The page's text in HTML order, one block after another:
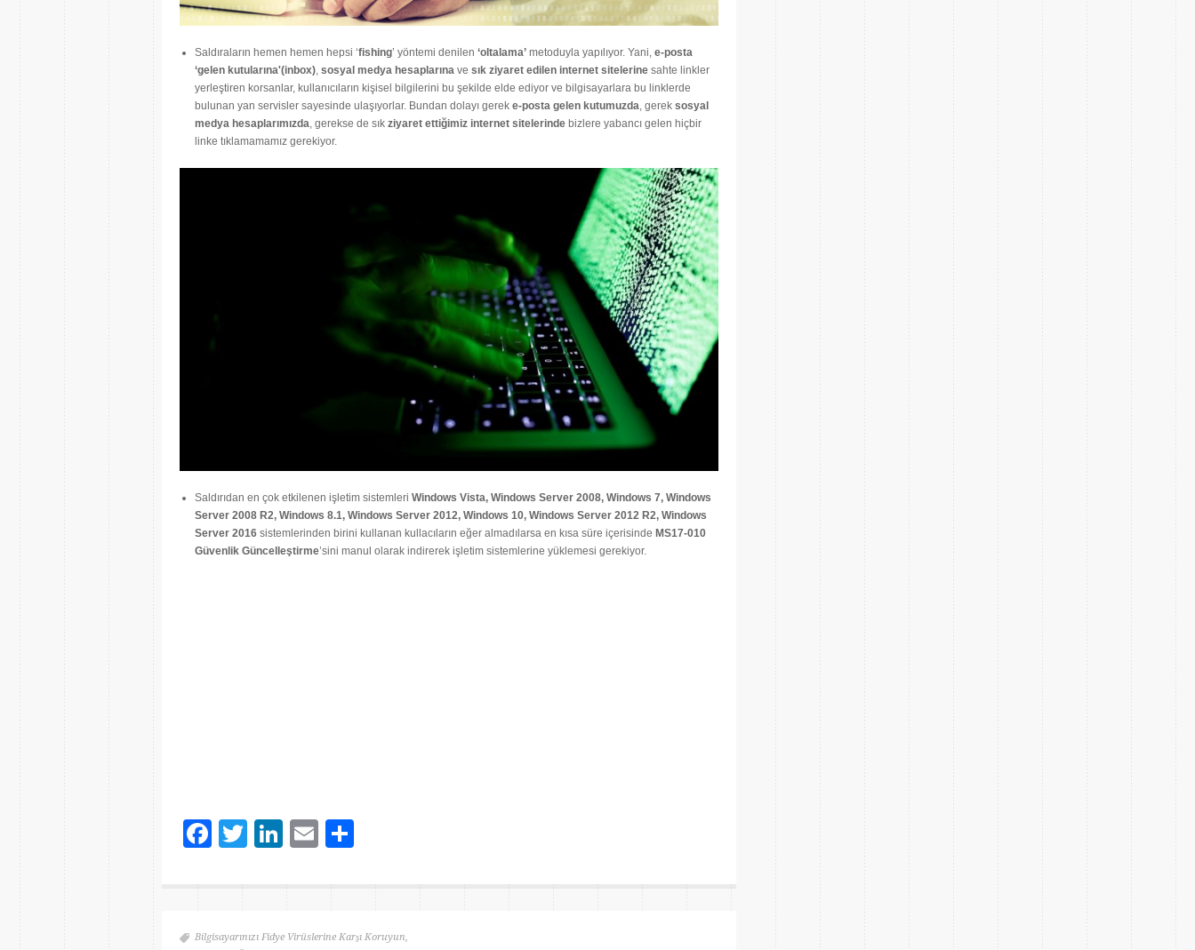
Saldıraların hemen hemen hepsi ‘fishing’ yöntemi denilen ‘oltalama’ metoduyla yapılıyor. Yani, e-posta
‘gelen kutularına'(inbox) sosyal medya hesaplarına ve sık ziyaret edilen internet sitelerine sahte linkler
yerleştiren korsanlar, kullanıcıların kişisel bilgilerini bu şekilde elde ediyor ve bilgisayarlara bu linklerde
bulunan yan servisler sayesinde ulaşıyorlar. Bundan dolayı gerek e-posta gelen kutumuzda , gerek sosyal
medya hesaplarımızda , gerekse de sık ziyaret ettiğimiz internet sitelerinde bizlere yabancı gelen hiçbir
linke tıklamamamız gerekiyor.
Saldırıdan en çok etkilenen işletim sistemleri Windows Vista, Windows Server 2008, Windows 7, Windows
Server 2008 R2, Windows 8.1, Windows Server 2012, Windows 10, Windows Server 2012 R2, Windows
Server 2016 sistemlerinden birini kullanan kullacıların eğer almadılarsa en kısa süre içerisinde MS17-010
Güvenlik Güncelleştirme’sini manul olarak indirerek işletim sistemlerine yüklemesi gerekiyor.
Facebook
TwitterLinkedIn
Email
Bilgisayarınızı Fidye Virüslerine Karşı Koruyun